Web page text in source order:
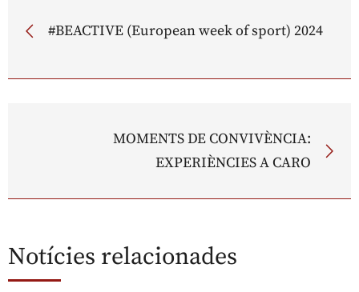
#BEACTIVE (European week of sport) 2024
MOMENTS DE CONVIVÈNCIA:
EXPERIÈNCIES A CARO
Notícies relacionades